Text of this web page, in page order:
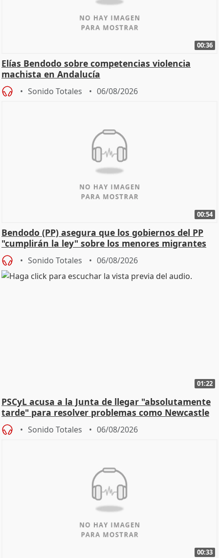
00:36
Elías Bendodo sobre competencias violencia
machista en Andalucía
Sonido Totales 06/08/2026
00:54
Bendodo (PP) asegura que los gobiernos del PP
"cumplirán la ley" sobre los menores migrantes
Sonido Totales 06/08/2026
01:22
PSCyL acusa a la Junta de llegar "absolutamente
tarde" para resolver problemas como Newcastle
Sonido Totales 06/08/2026
00:33